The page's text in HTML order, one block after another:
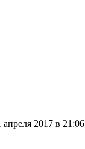
2017 в 21:06